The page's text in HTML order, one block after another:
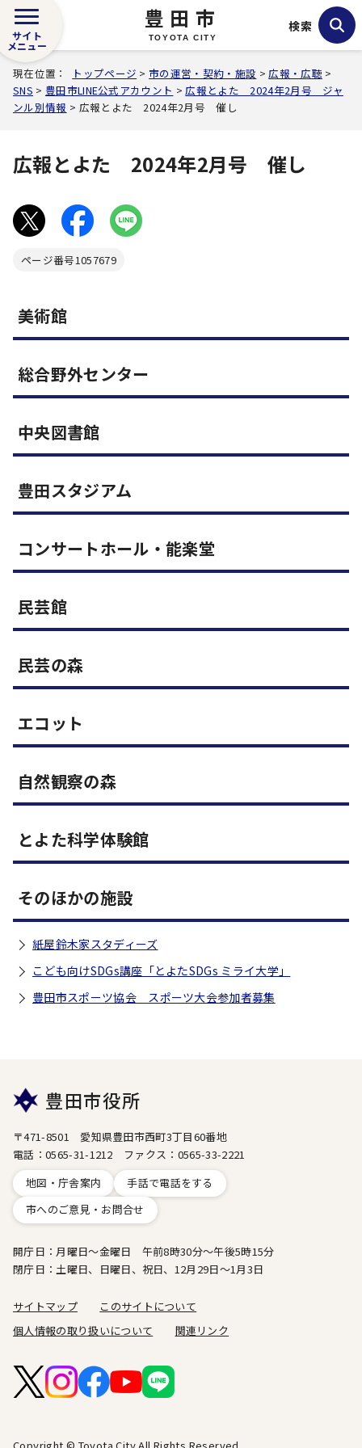
豊田市
TOYOTA CITY
サイト
メニュー
検索
現在位置： トップページ >市の運営・契約・施設 >広報・広聴 >
SNS > 豊田市LINE公式アカウント >広報とよた 2024年2月号 ジャ
ンル別情報 > 広報とよた 2024年2月号 催し
広報とよた 2024年2月号 催し
ページ番号1057679
美術館
総合野外センター
中央図書館
豊田スタジアム
コンサートホール・能楽堂
民芸館
民芸の森
エコット
自然観察の森
とよた科学体験館
そのほかの施設
紙屋鈴木家スタディーズ
こども向けSDGs講座「とよたSDGs ミライ大学」
豊田市スポーツ協会 スポーツ大会参加者募集
豊田市役所
〒471-8501 愛知県豊田市西町3丁目60番地
電話：0565-31-1212 ファクス：0565-33-2221
地図・庁舎案内
手話で電話をする
市へのご意見・お問合せ
開庁日：月曜日～金曜日 午前8時30分～午後5時15分
閉庁日：土曜日、日曜日、祝日、12月29日～1月3日
サイトマップ
このサイトについて
個人情報の取り扱いについて
関連リンク